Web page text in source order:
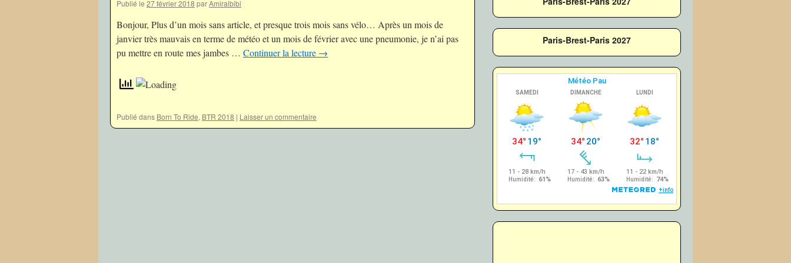
Publié le 27 février 2018 parAmiralbibi
Bonjour, Plus d’un mois sans article, et presque trois mois sans vélo… Après un mois de
janvier très mauvais en terme de météo et un mois de février avec une pneumonie, je n’ai pas
pu mettre en route mes jambes … Continuer la lecture →
Publié dans Born To Ride, BTR 2018 | Laisser un commentaire
Paris-Brest-Paris 2027